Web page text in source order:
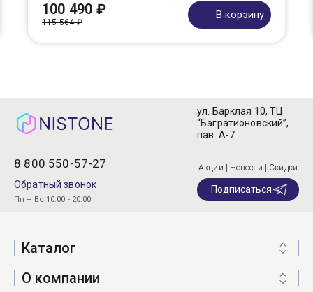
100 490 ₽
115 564 ₽
В корзину
8 800 550-57-27
Обратный звонок
Пн – Вс 10:00 - 20:00
ул. Барклая 10, ТЦ
“Багратионовский”,
пав. А-7
Акции | Новости | Скидки
Подписаться
Каталог
О компании